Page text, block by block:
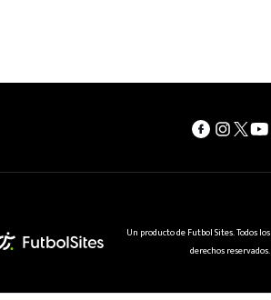
Un producto de Futbol Sites. Todos los
derechos reservados.